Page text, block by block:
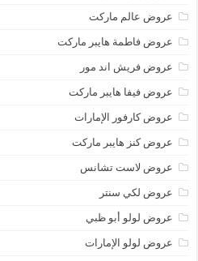
عروض عالم ماركت
عروض فاطمة هايبر ماركت
عروض فريش اند مور
عروض فيفا هايبر ماركت
عروض كارفور الإمارات
عروض كنز هايبر ماركت
عروض لاست تشانس
عروض لكي سنتر
عروض لولو أبو ظبي
عروض لولو الإمارات